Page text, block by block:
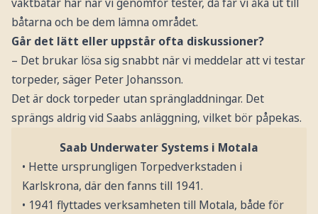
båtarna och be dem lämna området.
Går det lätt eller uppstår ofta diskussioner?
– Det brukar lösa sig snabbt när vi meddelar att vi testar
torpeder, säger Peter Johansson.
Det är dock torpeder utan sprängladdningar. Det
sprängs aldrig vid Saabs anläggning, vilket bör påpekas.
Saab Underwater Systems i Motala
• Hette ursprungligen Torpedverkstaden i
Karlskrona, där den fanns till 1941.
• 1941 flyttades verksamheten till Motala, både för